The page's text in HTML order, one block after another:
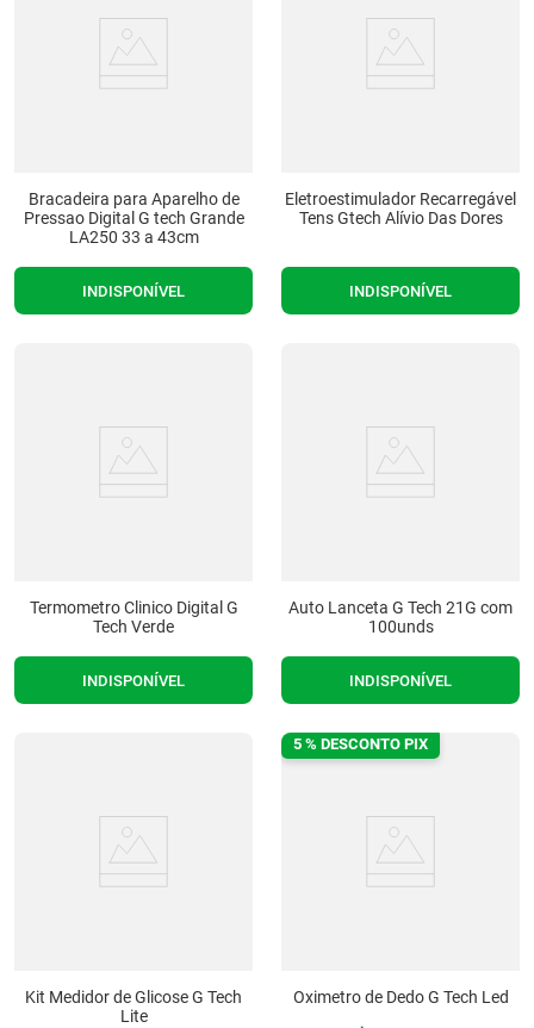
Bracadeira para Aparelho de
Pressao Digital G tech Grande
LA250 33 a 43cm
INDISPONÍVEL
Eletroestimulador Recarregável
Tens Gtech Alívio Das Dores
INDISPONÍVEL
Termometro Clinico Digital G
Tech Verde
INDISPONÍVEL
Auto Lanceta G Tech 21G com
100unds
INDISPONÍVEL
Kit Medidor de Glicose G Tech
Lite
5 % DESCONTO PIX
Oximetro de Dedo G Tech Led